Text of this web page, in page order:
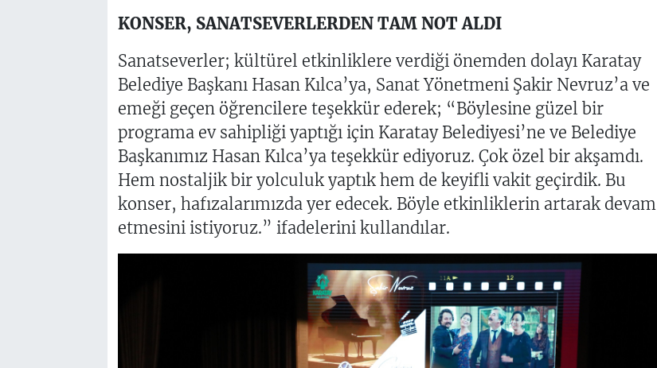
KONSER, SANATSEVERLERDEN TAM NOT ALDI
Sanatseverler; kültürel etkinliklere verdiği önemden dolayı Karatay
Belediye Başkanı Hasan Kılca’ya, Sanat Yönetmeni Şakir Nevruz’a ve
emeği geçen öğrencilere teşekkür ederek; “Böylesine güzel bir
programa ev sahipliği yaptığı için Karatay Belediyesi’ne ve Belediye
Başkanımız Hasan Kılca’ya teşekkür ediyoruz. Çok özel bir akşamdı.
Hem nostaljik bir yolculuk yaptık hem de keyifli vakit geçirdik. Bu
konser, hafızalarımızda yer edecek. Böyle etkinliklerin artarak devam
etmesini istiyoruz.” ifadelerini kullandılar.